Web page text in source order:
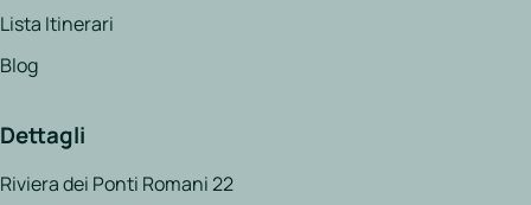
Lista Itinerari
Blog
Dettagli
Riviera dei Ponti Romani 22